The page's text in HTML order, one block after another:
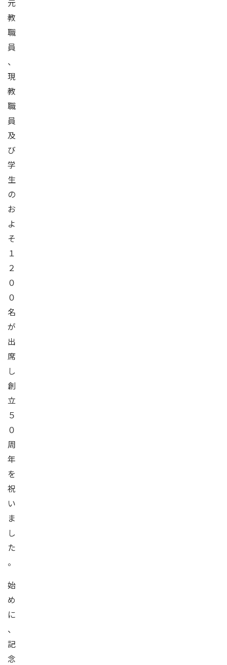
元
教
職
員
、
現
教
職
員
及
び
学
生
の
お
よ
そ
１
２
０
０
名
が
出
席
し
創
立
５
０
周
年
を
祝
い
ま
し
た
。
始
め
に
、
記
念